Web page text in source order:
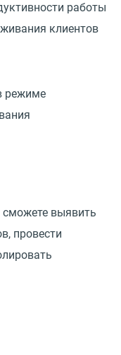
работы
клиентов
режиме
выявить
провести